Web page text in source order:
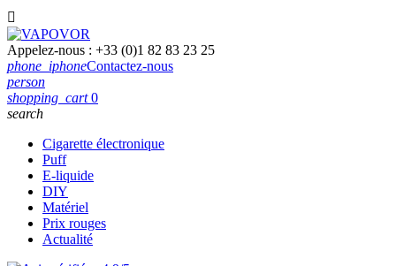

Appelez-nous : +33 (0)1 82 83 23 25
phone_iphoneContactez-nous
person
shopping_cart 0
search
Cigarette électronique
Puff
E-liquide
DIY
Matériel
Prix rouges
Actualité